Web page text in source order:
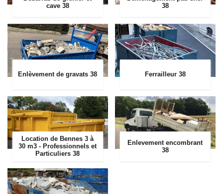
cave 38
38
Enlèvement de gravats 38 Ferrailleur 38
Location de Bennes 3 à
30 m3 - Professionnels et
Particuliers 38
Enlevement encombrant
38